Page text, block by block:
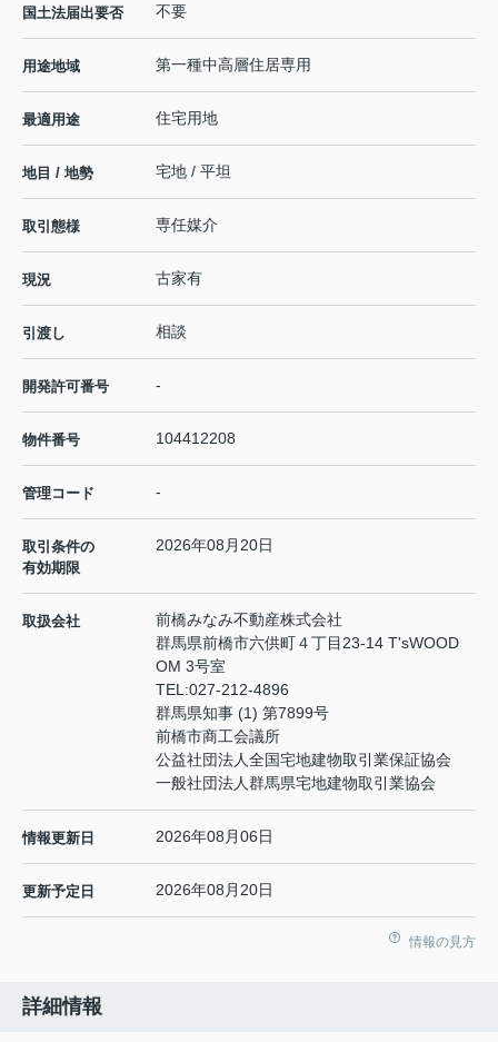
国土法届出要否 不要
用途地域 第一種中高層住居専用
最適用途 住宅用地
地目 / 地勢 宅地 / 平坦
取引態様 専任媒介
現況 古家有
引渡し 相談
開発許可番号 -
物件番号 104412208
管理コード -
取引条件の
有効期限
2026年08月20日
取扱会社
前橋みなみ不動産株式会社
群馬県前橋市六供町４丁目23‐14 T'sWOOD
OM 3号室
TEL:027-212-4896
群馬県知事 (1) 第7899号
前橋市商工会議所
公益社団法人全国宅地建物取引業保証協会
一般社団法人群馬県宅地建物取引業協会
情報更新日 2026年08月06日
更新予定日 2026年08月20日
情報の見方
詳細情報